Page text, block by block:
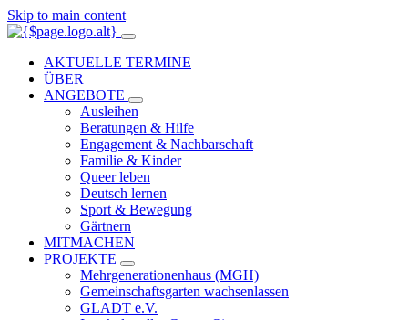
Skip to main content
AKTUELLE TERMINE
ÜBER
ANGEBOTE
Ausleihen
Beratungen & Hilfe
Engagement & Nachbarschaft
Familie & Kinder
Queer leben
Deutsch lernen
Sport & Bewegung
Gärtnern
MITMACHEN
PROJEKTE
Mehrgenerationenhaus (MGH)
Gemeinschaftsgarten wachsenlassen
GLADT e.V.